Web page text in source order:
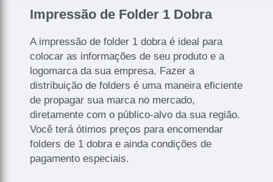
Impressão de Folder 1 Dobra
A impressão de folder 1 dobra é ideal para
colocar as informações de seu produto e a
logomarca da sua empresa. Fazer a
distribuição de folders é uma maneira eficiente
de propagar sua marca no mercado,
diretamente com o público-alvo da sua região.
Você terá ótimos preços para encomendar
folders de 1 dobra e ainda condições de
pagamento especiais.